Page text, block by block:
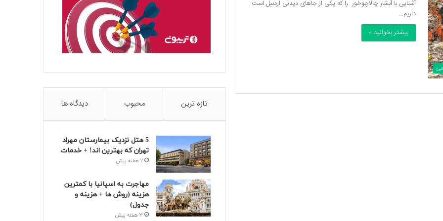
آشنایی با آبشار چالاچوخور را که یکی از جاهای دیدنی اردبیل است
داریم…
بیشتر بخوانید »
تازه ترین محبوب دیدگاه ها
5 هتل نزدیک بیمارستان مهراد
تهران که بهترین‌ اند! + خدمات
2 هفته پیش
مهاجرت به اسپانیا با کمترین
هزینه (روش ها + هزینه و
جدول)
3 هفته پیش